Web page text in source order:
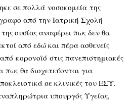
σε πολλά νοσοκομεία της
από την Ιατρική Σχολή
ουσίας αναφέρει πως δεν θα
από εδώ και πέρα ασθενείς
κορονοϊό στις πανεπιστημιακές
πως θα διοχετεύονται για
σε κλινικές του ΕΣΥ.
υπουργός Υγείας,